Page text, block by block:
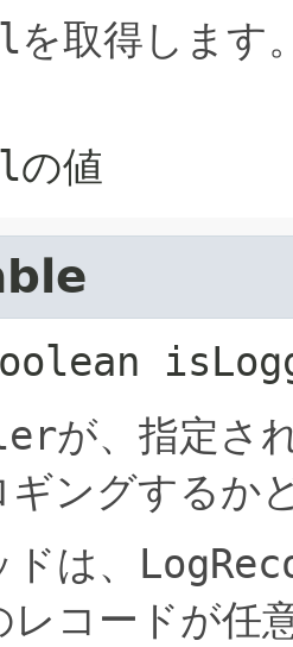
を取得します
の値
が、指定さ
ギングするか
は、
レコードが任